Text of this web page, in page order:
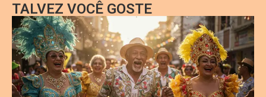
TALVEZ VOCÊ GOSTE